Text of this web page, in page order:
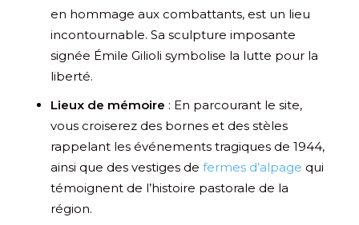
en hommage aux combattants, est un lieu
incontournable. Sa sculpture imposante
signée Émile Gilioli symbolise la lutte pour la
liberté.
Lieux de mémoire : En parcourant le site,
vous croiserez des bornes et des stèles
rappelant les événements tragiques de 1944,
ainsi que des vestiges de fermes d’alpage qui
témoignent de l’histoire pastorale de la
région.